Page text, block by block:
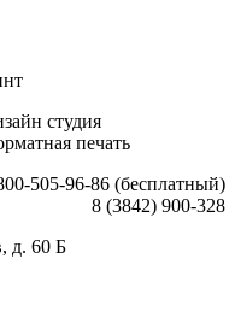
студия
печать
505-96-86 (бесплатный)
8 (3842) 900-328
д. 60 Б